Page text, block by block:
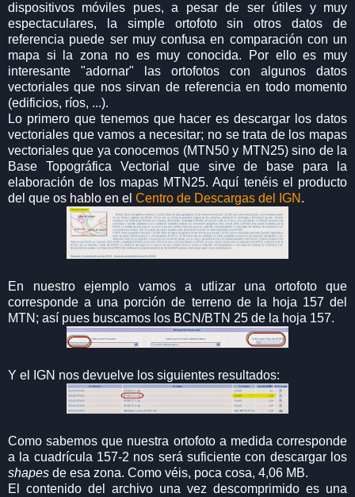
dispositivos móviles pues, a pesar de ser útiles y muy
espectaculares, la simple ortofoto sin otros datos de
referencia puede ser muy confusa en comparación con un
mapa si la zona no es muy conocida. Por ello es muy
interesante "adornar" las ortofotos con algunos datos
vectoriales que nos sirvan de referencia en todo momento
(edificios, ríos, ...).
Lo primero que tenemos que hacer es descargar los datos
vectoriales que vamos a necesitar; no se trata de los mapas
vectoriales que ya conocemos (MTN50 y MTN25) sino de la
Base Topográfica Vectorial que sirve de base para la
elaboración de los mapas MTN25. Aquí tenéis el producto
del que os hablo en el Centro de Descargas del IGN .
En nuestro ejemplo vamos a utlizar una ortofoto que
corresponde a una porción de terreno de la hoja 157 del
MTN; así pues buscamos los BCN/BTN 25 de la hoja 157.
Y el IGN nos devuelve los siguientes resultados:
Como sabemos que nuestra ortofoto a medida corresponde
a la cuadrícula 157-2 nos será suficiente con descargar los
shapes de esa zona. Como véis, poca cosa, 4,06 MB.
El contenido del archivo una vez descomprimido es una